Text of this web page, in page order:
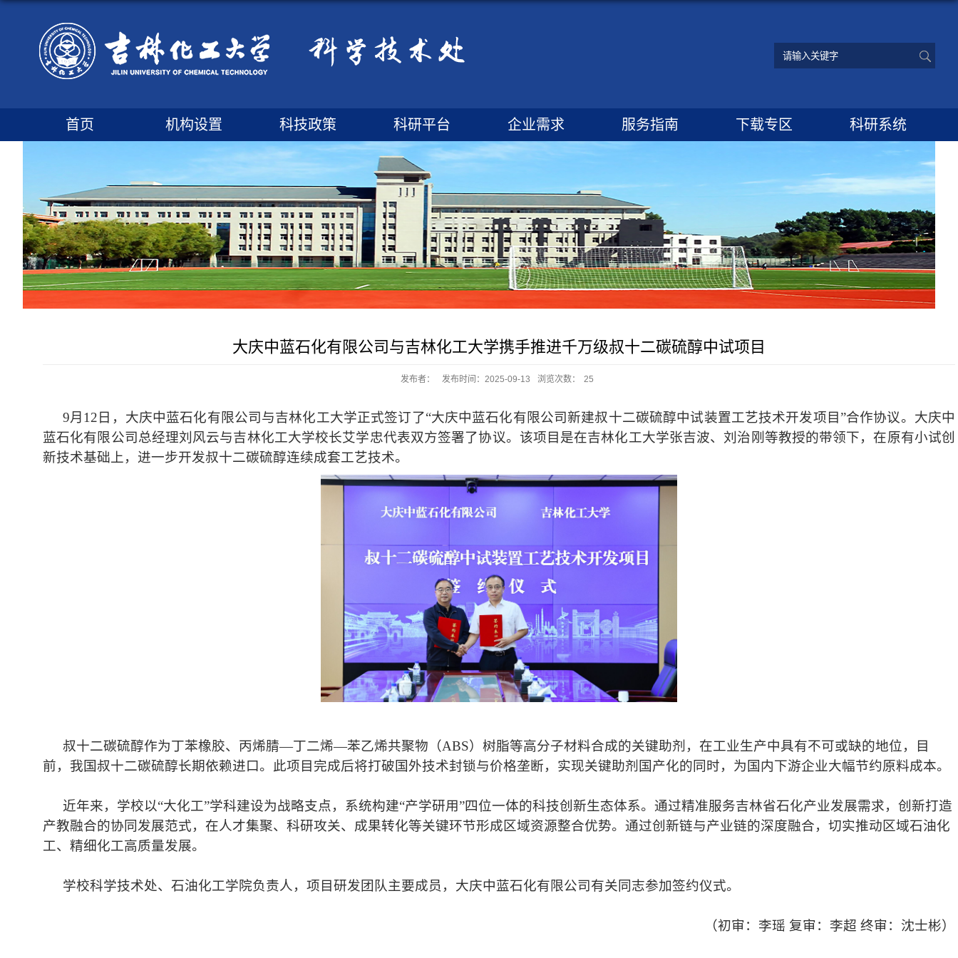
首页 机构设置 科技政策 科研平台 企业需求 服务指南 下载专区 科研系统
大庆中蓝石化有限公司与吉林化工大学携手推进千万级叔十二碳硫醇中试项目​
发布者： 发布时间：2025-09-13 浏览次数： 25
9月12日，大庆中蓝石化有限公司与吉林化工大学正式签订了“大庆中蓝石化有限公司新建叔十二碳硫醇中试装置工艺技术开发项目”合作协议。大庆中
蓝石化有限公司总经理刘风云与吉林化工大学校长艾学忠代表双方签署了协议。该项目是在吉林化工大学张吉波、刘治刚等教授的带领下，在原有小试创
新技术基础上，进一步开发叔十二碳硫醇连续成套工艺技术。
叔十二碳硫醇作为丁苯橡胶、丙烯腈—丁二烯—苯乙烯共聚物（ABS）树脂等高分子材料合成的关键助剂，在工业生产中具有不可或缺的地位，目
前，我国叔十二碳硫醇长期依赖进口。此项目完成后将打破国外技术封锁与价格垄断，实现关键助剂国产化的同时，为国内下游企业大幅节约原料成本。
近年来，学校以“大化工”学科建设为战略支点，系统构建“产学研用”四位一体的科技创新生态体系。通过精准服务吉林省石化产业发展需求，创新打造
产教融合的协同发展范式，在人才集聚、科研攻关、成果转化等关键环节形成区域资源整合优势。通过创新链与产业链的深度融合，切实推动区域石油化
工、精细化工高质量发展。
学校科学技术处、石油化工学院负责人，项目研发团队主要成员，大庆中蓝石化有限公司有关同志参加签约仪式。
（初审：李瑶 复审 ：李超 终审：沈士彬）